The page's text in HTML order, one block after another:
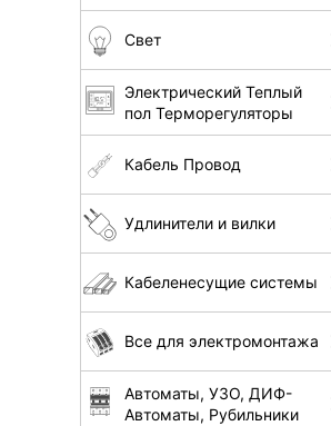
Свет
Электрический Теплый
пол Терморегуляторы
Кабель Провод
Удлинители и вилки
Кабеленесущие системы
Все для электромонтажа
Автоматы, УЗО, ДИФ-
Автоматы, Рубильники